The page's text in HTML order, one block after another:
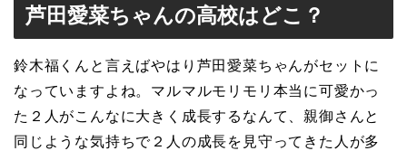
芦田愛菜ちゃんの高校はどこ？
鈴木福くんと言えばやはり芦田愛菜ちゃんがセットに
なっていますよね。マルマルモリモリ本当に可愛かっ
た２人がこんなに大きく成長するなんて、親御さんと
同じような気持ちで２人の成長を見守ってきた人が多